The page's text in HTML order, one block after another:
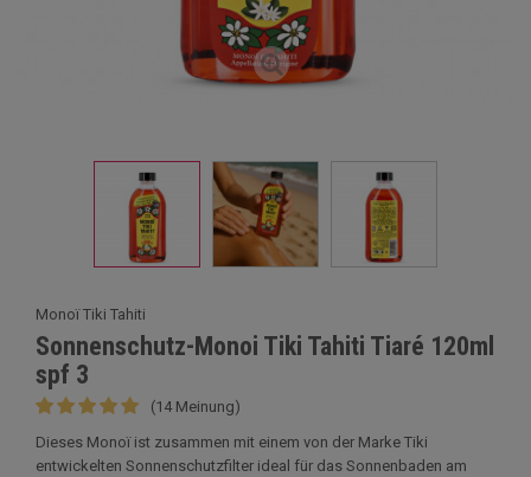
Monoï Tiki Tahiti
Sonnenschutz-Monoi Tiki Tahiti Tiaré 120ml
spf 3
(14 Meinung)
Dieses Monoï ist zusammen mit einem von der Marke Tiki
entwickelten Sonnenschutzfilter ideal für das Sonnenbaden am